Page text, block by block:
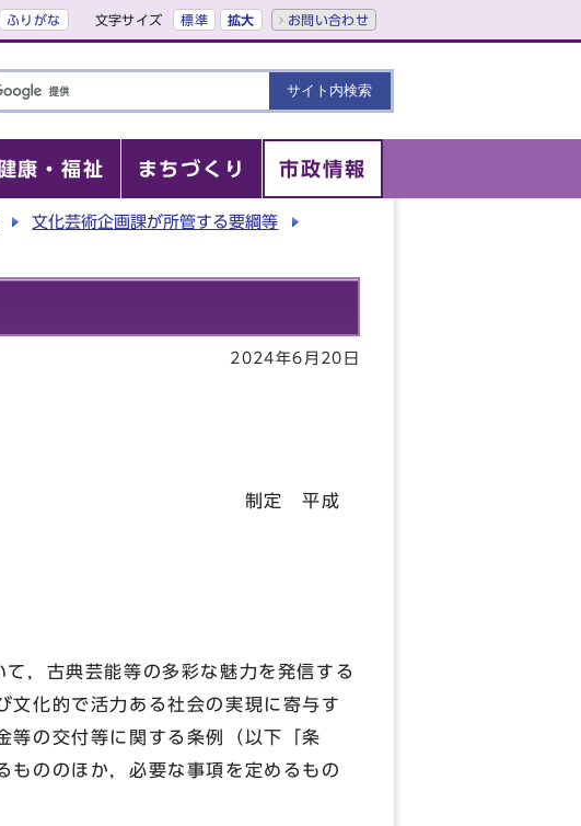
ふりがな 文字サイズ 標準 拡大 お問い合わせ
康・福祉 まちづくり 市政情報
文化芸術企画課が所管する要綱等
2024年6月20日
成
，古典芸能等の多彩な魅力を発信する
文化的で活力ある社会の実現に寄与す
等の交付等に関する条例（以下「条
もののほか，必要な事項を定めるもの